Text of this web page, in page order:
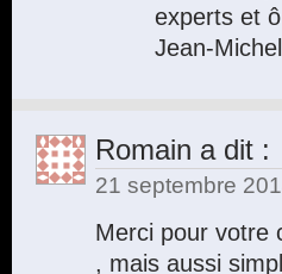
experts et
Jean-Michel
Romain a dit :
21 septembre
Merci pour votre
, mais aussi